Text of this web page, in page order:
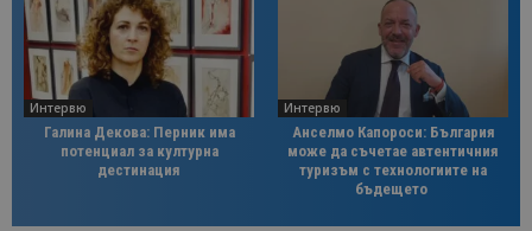
Интервю
Галина Декова: Перник има
потенциал за културна
дестинация
Интервю
Анселмо Капороси: България
може да съчетае автентичния
туризъм с технологиите на
бъдещето